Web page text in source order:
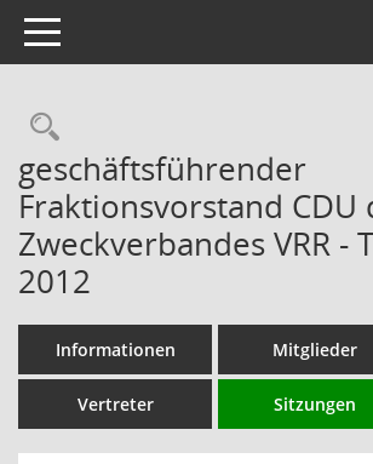
Toggle navigation
Rechercheauswahl
geschäftsführender
Fraktionsvorstand CDU
Zweckverbandes VRR -
2012
Informationen Mitglieder
Vertreter Sitzungen